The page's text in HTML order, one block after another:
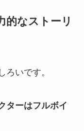
的なストーリ
ろいです。
ターはフルボイ